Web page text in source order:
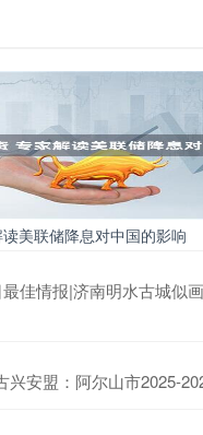
美联储降息对中国的影响
佳情报|济南明水古城似
兴安盟：阿尔山市2025-